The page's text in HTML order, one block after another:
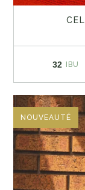
32 IBU
NOUVEAUTÉ